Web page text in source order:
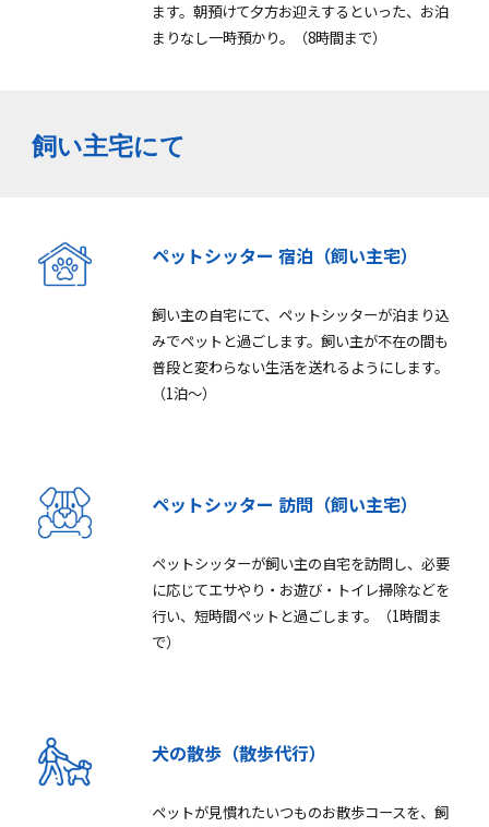
ます。朝預けて夕方お迎えするといった、お泊
まりなし一時預かり。（8時間まで）
飼い主宅にて
ペットシッター 宿泊（飼い主宅）
飼い主の自宅にて、ペットシッターが泊まり込
みでペットと過ごします。飼い主が不在の間も
普段と変わらない生活を送れるようにします。
（1泊～）
ペットシッター 訪問（飼い主宅）
ペットシッターが飼い主の自宅を訪問し、必要
に応じてエサやり・お遊び・トイレ掃除などを
行い、短時間ペットと過ごします。（1時間ま
で）
犬の散歩（散歩代行）
ペットが見慣れたいつものお散歩コースを、飼